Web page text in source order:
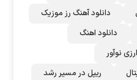
دانلود آهنگ رز‌ موزیک
دانلود اهنگ
نوآور
ریپل در مسیر رشد